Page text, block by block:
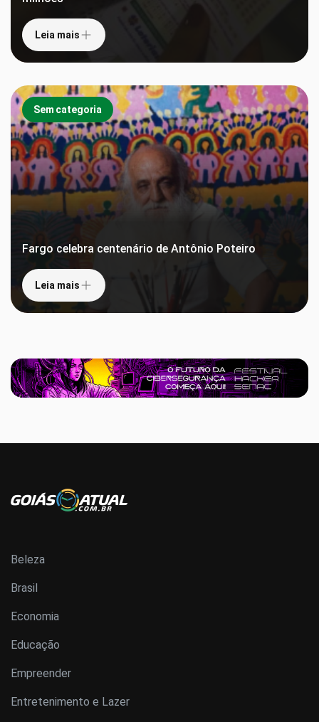
Leia mais
Sem categoria
Fargo celebra centenário de Antônio Poteiro
Leia mais
Sem categoria
Beleza
Brasil
Economia
Educação
Empreender
Entretenimento e Lazer